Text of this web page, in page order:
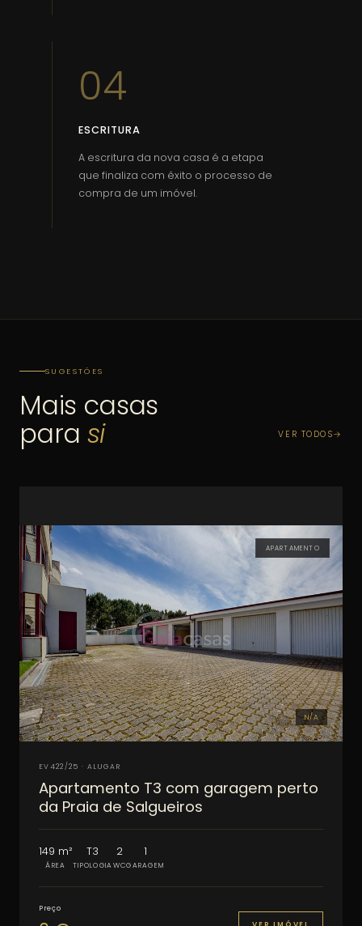
04
ESCRITURA
A escritura da nova casa é a etapa
que finaliza com êxito o processo de
compra de um imóvel.
SUGESTÕES
Mais casas
para si VER TODOS
APARTAMENTO
N/A
EV422/25 · ALUGAR
Apartamento T3 com garagem perto
da Praia de Salgueiros
149 m²
ÁREA
T3
TIPOLOGIA
2
WC
1
GARAGEM
Preço